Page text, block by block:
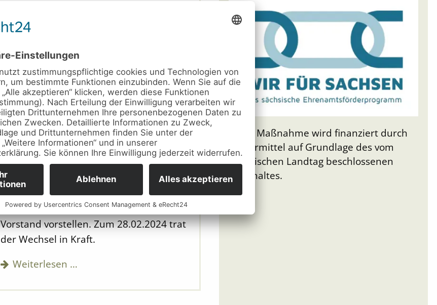
Wechsel des
Vorstandes | 2024
Wir möchten euch unseren neuen
Vorstand vorstellen. Zum 28.02.2024 trat
der Wechsel in Kraft.
Weiterlesen …
Diese Maßnahme wird finanziert durch
Steuermittel auf Grundlage des vom
Sächsischen Landtag beschlossenen
Haushaltes.